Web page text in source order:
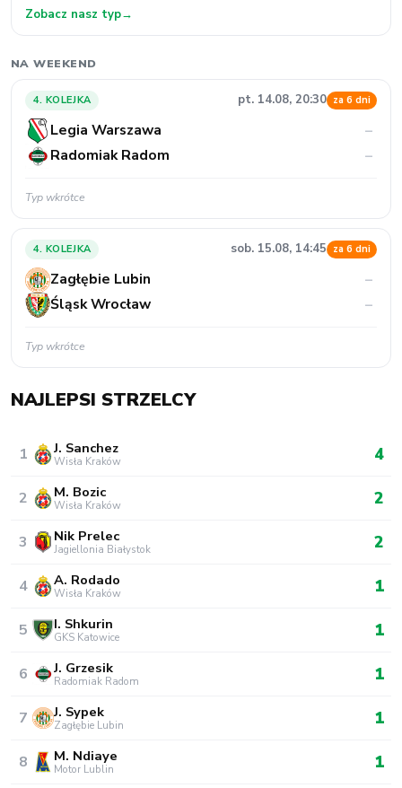
Zobacz nasz typ→
NA WEEKEND
4. KOLEJKA pt. 14.08, 20:30 za 6 dni
Legia Warszawa
–
Radomiak Radom
–
Typ wkrótce
4. KOLEJKA sob. 15.08, 14:45 za 6 dni
Zagłębie Lubin
–
Śląsk Wrocław
–
Typ wkrótce
NAJLEPSI STRZELCY
1 J. Sanchez
Wisła Kraków 4
2 M. Bozic
Wisła Kraków 2
3 Nik Prelec
Jagiellonia Białystok 2
4 A. Rodado
Wisła Kraków 1
5 I. Shkurin
GKS Katowice 1
6 J. Grzesik
Radomiak Radom 1
7 J. Sypek
Zagłębie Lubin 1
8 M. Ndiaye
Motor Lublin 1